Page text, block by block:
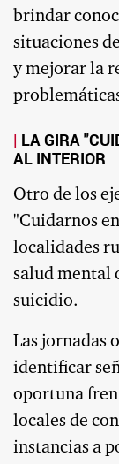
brindar
situaciones
y mejorar la
LA GIRA
AL INTERIOR
Otro de los
"Cuidarnos
localidades
salud mental
suicidio.
Las jornadas
identificar
oportuna
locales de
instancias a